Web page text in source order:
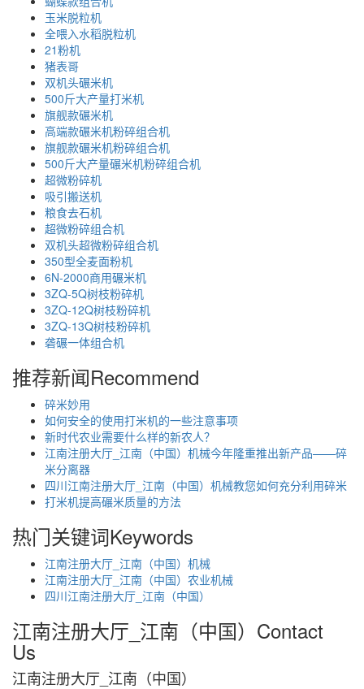
玉米脱粒机
全喂入水稻脱粒机
21粉机
猪表哥
双机头碾米机
500斤大产量打米机
旗舰款碾米机
高端款碾米机粉碎组合机
旗舰款碾米机粉碎组合机
500斤大产量碾米机粉碎组合机
超微粉碎机
吸引搬送机
粮食去石机
超微粉碎组合机
双机头超微粉碎组合机
350型全麦面粉机
6N-2000商用碾米机
3ZQ-5Q树枝粉碎机
3ZQ-12Q树枝粉碎机
3ZQ-13Q树枝粉碎机
砻碾一体组合机
推荐新闻Recommend
碎米妙用
如何安全的使用打米机的一些注意事项
新时代农业需要什么样的新农人？
江南注册大厅_江南（中国）机械今年隆重推出新产品——碎
米分离器
四川江南注册大厅_江南（中国）机械教您如何充分利用碎米
打米机提高碾米质量的方法
热门关键词Keywords
江南注册大厅_江南（中国）机械
江南注册大厅_江南（中国）农业机械
四川江南注册大厅_江南（中国）
江南注册大厅_江南（中国） Contact
Us
江南注册大厅_江南（中国）